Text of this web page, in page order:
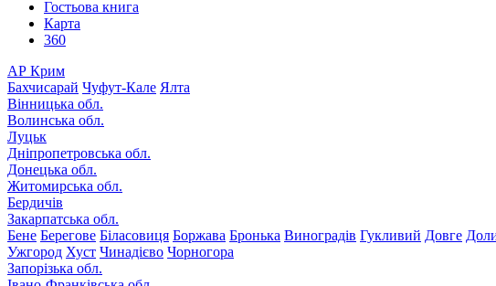
Гостьова книга
Карта
360
АР Крим
Бахчисарай Чуфут-Кале Ялта
Вінницька обл.
Волинська обл.
Луцьк
Дніпропетровська обл.
Донецька обл.
Житомирська обл.
Бердичів
Закарпатська обл.
Бене Берегове Біласовиця Боржава Бронька Виноградів Гукливий Довге
Ужгород Хуст Чинадієво Чорногора
Запорізька обл.